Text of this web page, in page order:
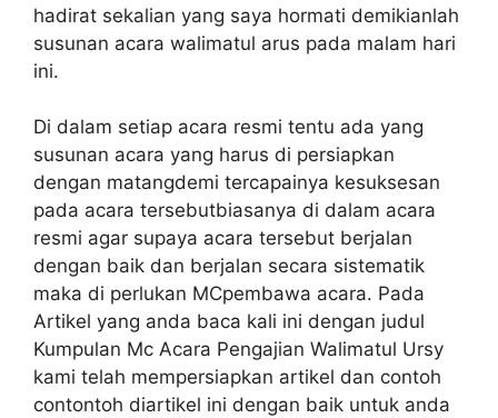
hadirat sekalian yang saya hormati demikianlah
susunan acara walimatul arus pada malam hari
ini.
Di dalam setiap acara resmi tentu ada yang
susunan acara yang harus di persiapkan
dengan matangdemi tercapainya kesuksesan
pada acara tersebutbiasanya di dalam acara
resmi agar supaya acara tersebut berjalan
dengan baik dan berjalan secara sistematik
maka di perlukan MCpembawa acara. Pada
Artikel yang anda baca kali ini dengan judul
Kumpulan Mc Acara Pengajian Walimatul Ursy
kami telah mempersiapkan artikel dan contoh
contontoh diartikel ini dengan baik untuk anda